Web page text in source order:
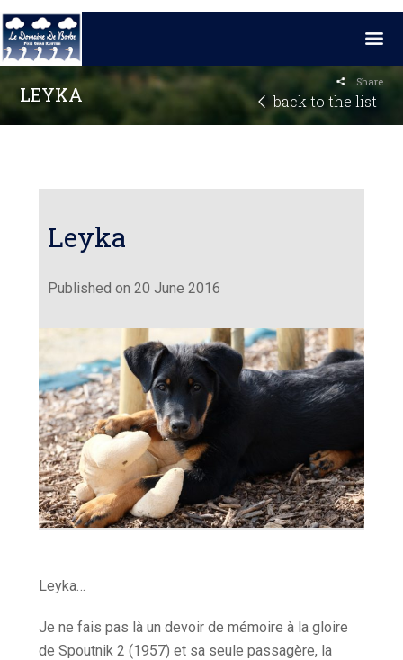
LEYKA
Share
back to the list
Leyka
Published on 20 June 2016
Leyka…
Je ne fais pas là un devoir de mémoire à la gloire
de Spoutnik 2 (1957) et sa seule passagère, la